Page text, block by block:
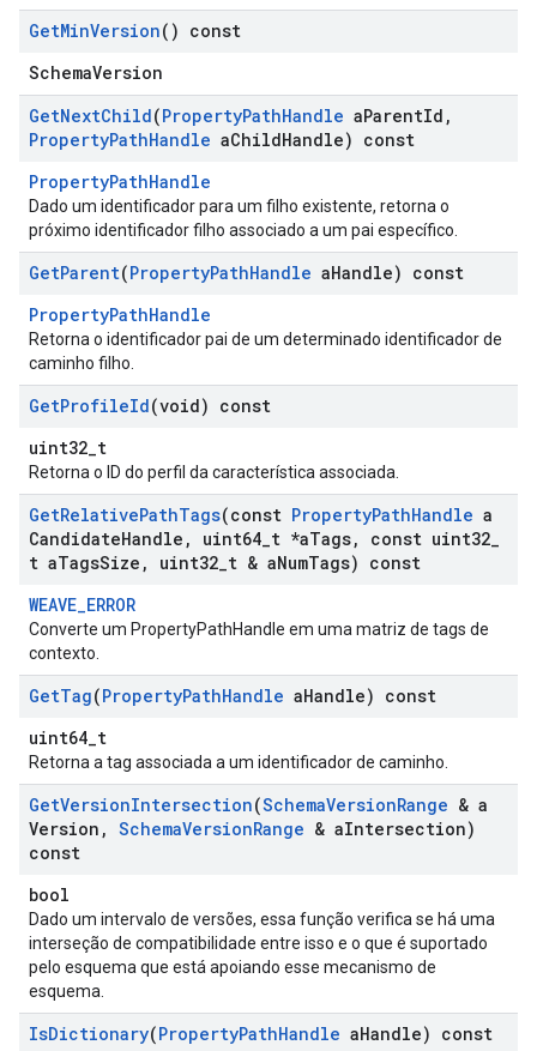
GetMinVersion() const
SchemaVersion
GetNextChild(PropertyPathHandle aParentId ,
PropertyPathHandle aChildHandle) const
PropertyPathHandle
Dado um identificador para um filho existente, retorna o
próximo identificador filho associado a um pai específico.
GetParent(PropertyPathHandle aHandle) const
PropertyPathHandle
Retorna o identificador pai de um determinado identificador de
caminho filho.
GetProfileId(void) const
uint32_t
Retorna o ID do perfil da característica associada.
GetRelativePathTags(const PropertyPathHandle a
CandidateHandle , uint64 t *aTags, const uint32
t aTagsSize , uint32 t & aNumTags) const
WEAVE_ERROR
Converte um PropertyPathHandle em uma matriz de tags de
contexto.
GetTag(PropertyPathHandle aHandle) const
uint64_t
Retorna a tag associada a um identificador de caminho.
GetVersionIntersection(SchemaVersionRange & a
Version , SchemaVersionRange & aIntersection)
const
bool
Dado um intervalo de versões, essa função verifica se há uma
interseção de compatibilidade entre isso e o que é suportado
pelo esquema que está apoiando esse mecanismo de
esquema.
IsDictionary(PropertyPathHandle aHandle) const